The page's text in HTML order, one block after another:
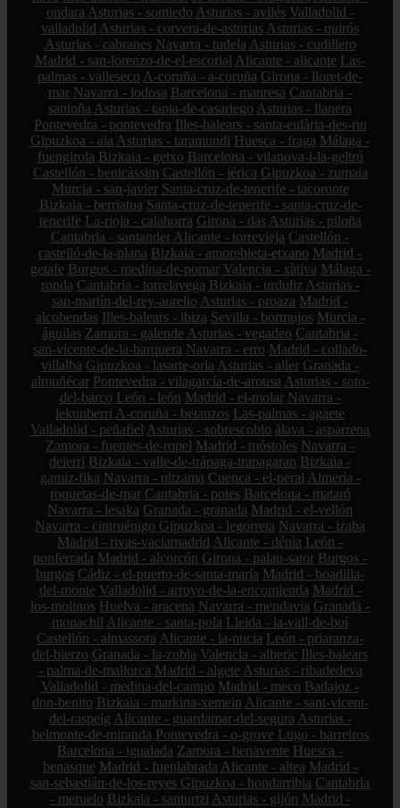
ondara Asturias - somiedo Asturias - avilés Valladolid -
valladolid Asturias - corvera-de-asturias Asturias - quirós
Asturias - cabranes Navarra - tudela Asturias - cudillero
Madrid - san-lorenzo-de-el-escorial Alicante - alicante Las-
palmas - valleseco A-coruña - a-coruña Girona - lloret-de-
mar Navarra - lodosa Barcelona - manresa Cantabria -
santoña Asturias - tapia-de-casariego Asturias - llanera
Pontevedra - pontevedra Illes-balears - santa-eulària-des-riu
Gipuzkoa - aia Asturias - taramundi Huesca - fraga Málaga -
fuengirola Bizkaia - getxo Barcelona - vilanova-i-la-geltrú
Castellón - benicàssim Castellón - jérica Gipuzkoa - zumaia
Murcia - san-javier Santa-cruz-de-tenerife - tacoronte
Bizkaia - berriatua Santa-cruz-de-tenerife - santa-cruz-de-
tenerife La-rioja - calahorra Girona - das Asturias - piloña
Cantabria - santander Alicante - torrevieja Castellón -
castelló-de-la-plana Bizkaia - amorebieta-etxano Madrid -
getafe Burgos - medina-de-pomar Valencia - xàtiva Málaga -
ronda Cantabria - torrelavega Bizkaia - urduliz Asturias -
san-martín-del-rey-aurelio Asturias - proaza Madrid -
alcobendas Illes-balears - ibiza Sevilla - bormujos Murcia -
águilas Zamora - galende Asturias - vegadeo Cantabria -
san-vicente-de-la-barquera Navarra - erro Madrid - collado-
villalba Gipuzkoa - lasarte-oria Asturias - aller Granada -
almuñécar Pontevedra - vilagarcía-de-arousa Asturias - soto-
del-barco León - león Madrid - el-molar Navarra -
lekunberri A-coruña - betanzos Las-palmas - agaete
Valladolid - peñafiel Asturias - sobrescobio álava - asparrena
Zamora - fuentes-de-ropel Madrid - móstoles Navarra -
deierri Bizkaia - valle-de-trápaga-trapagaran Bizkaia -
gamiz-fika Navarra - ultzama Cuenca - el-peral Almería -
roquetas-de-mar Cantabria - potes Barcelona - mataró
Navarra - lesaka Granada - granada Madrid - el-vellón
Navarra - cintruénigo Gipuzkoa - legorreta Navarra - izaba
Madrid - rivas-vaciamadrid Alicante - dénia León -
ponferrada Madrid - alcorcón Girona - palau-sator Burgos -
burgos Cádiz - el-puerto-de-santa-maría Madrid - boadilla-
del-monte Valladolid - arroyo-de-la-encomienda Madrid -
los-molinos Huelva - aracena Navarra - mendavia Granada -
monachil Alicante - santa-pola Lleida - la-vall-de-boí
Castellón - almassora Alicante - la-nucia León - priaranza-
del-bierzo Granada - la-zubia Valencia - alberic Illes-balears
- palma-de-mallorca Madrid - algete Asturias - ribadedeva
Valladolid - medina-del-campo Madrid - meco Badajoz -
don-benito Bizkaia - markina-xemein Alicante - sant-vicent-
del-raspeig Alicante - guardamar-del-segura Asturias -
belmonte-de-miranda Pontevedra - o-grove Lugo - barreiros
Barcelona - igualada Zamora - benavente Huesca -
benasque Madrid - fuenlabrada Alicante - altea Madrid -
san-sebastián-de-los-reyes Gipuzkoa - hondarribia Cantabria
- meruelo Bizkaia - santurtzi Asturias - gijón Madrid -